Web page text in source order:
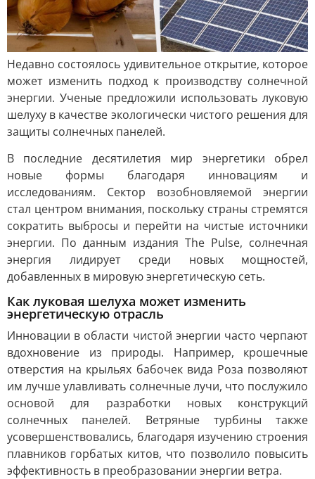
Недавно состоялось удивительное открытие, которое
может изменить подход к производству солнечной
энергии. Ученые предложили использовать луковую
шелуху в качестве экологически чистого решения для
защиты солнечных панелей.
В последние десятилетия мир энергетики обрел
новые формы благодаря инновациям и
исследованиям. Сектор возобновляемой энергии
стал центром внимания, поскольку страны стремятся
сократить выбросы и перейти на чистые источники
энергии. По данным издания The Pulse, солнечная
энергия лидирует среди новых мощностей,
добавленных в мировую энергетическую сеть.
Как луковая шелуха может изменить
энергетическую отрасль
Инновации в области чистой энергии часто черпают
вдохновение из природы. Например, крошечные
отверстия на крыльях бабочек вида Роза позволяют
им лучше улавливать солнечные лучи, что послужило
основой для разработки новых конструкций
солнечных панелей. Ветряные турбины также
усовершенствовались, благодаря изучению строения
плавников горбатых китов, что позволило повысить
эффективность в преобразовании энергии ветра.